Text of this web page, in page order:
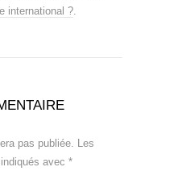
international ?.
pas publiée. Les
avec *